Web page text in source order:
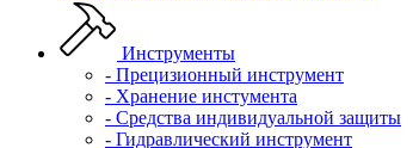
Инструменты
- Прецизионный инструмент
- Хранение инстумента
- Средства индивидуальной защиты
- Гидравлический инструмент